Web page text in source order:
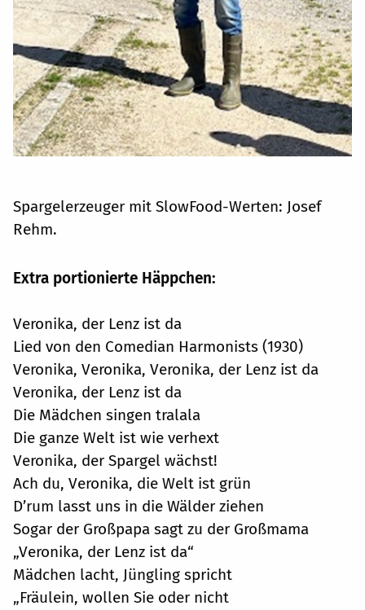
Spargelerzeuger mit SlowFood-Werten: Josef
Rehm.
Extra portionierte Häppchen:
Veronika, der Lenz ist da
Lied von den Comedian Harmonists (1930)
Veronika, Veronika, Veronika, der Lenz ist da
Veronika, der Lenz ist da
Die Mädchen singen tralala
Die ganze Welt ist wie verhext
Veronika, der Spargel wächst!
Ach du, Veronika, die Welt ist grün
D’rum lasst uns in die Wälder ziehen
Sogar der Großpapa sagt zu der Großmama
„Veronika, der Lenz ist da“
Mädchen lacht, Jüngling spricht
„Fräulein, wollen Sie oder nicht